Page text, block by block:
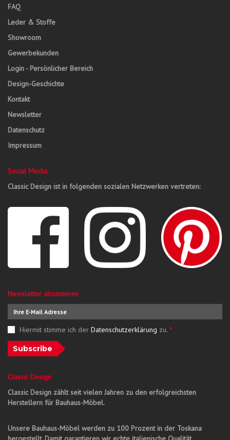
FAQ
Leder & Stoffe
Showroom
Gewerbekunden
Login - Persönlicher Bereich
Design-Geschichte
Kontakt
Newsletter
Datenschutz
Impressum
Social Media
Classic Design ist in folgenden sozialen Netzwerken vertreten:
Newsletter abonnieren
Hiermit stimme ich der Datenschutzerklärung zu. *
Subscribe
Classic Design
Classic Design zählt seit vielen Jahren zu den erfolgreichsten
Herstellern für Bauhaus-Möbel.
Unsere Bauhaus-Möbel werden zu 100 Prozent in der Toskana